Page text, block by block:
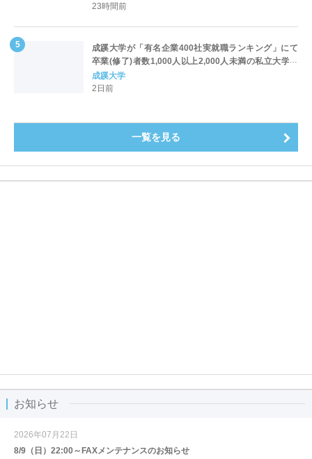
23時間前
成蹊大学が「有名企業400社実就職ランキング」にて
卒業(修了)者数1,000人以上2,000人未満の私立大学で
全国第1位を獲得！～実就職率は26.5%（前年比＋
4.3pt）に伸長、東京の私立大学でも10位にランクイン
成蹊大学
2日前
一覧を見る
お知らせ
2026年07月22日
8/9（日）22:00～FAXメンテナンスのお知らせ